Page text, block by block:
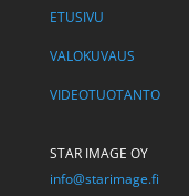
ETUSIVU
VALOKUVAUS
VIDEOTUOTANTO
STAR IMAGE OY
info@starimage.fi